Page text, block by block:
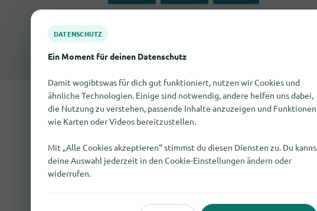
Mode für Braut und Bräutigam Essen GmbH
DATENSCHUTZ
Ein Moment für deinen Datenschutz
Damit wogibtswas für dich gut funktioniert, nutzen wir Cookies und
ähnliche Technologien. Einige sind notwendig, andere helfen uns dabei,
die Nutzung zu verstehen, passende Inhalte anzuzeigen und Funktionen
wie Karten oder Videos bereitzustellen.
Mit „Alle Cookies akzeptieren“ stimmst du diesen Diensten zu. Du
deine Auswahl jederzeit in den Cookie-Einstellungen ändern oder
widerrufen.